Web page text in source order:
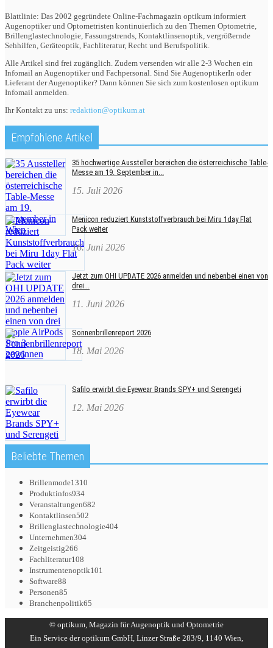
Blattlinie: Das 2002 gegründete Online-Fachmagazin optikum informiert
Augenoptiker und Optometristen kontinuierlich zu den Themen Optometrie,
Brillenglastechnologie, Fassungstrends, Kontaktlinsenoptik, vergrößernde
Sehhilfen, Geräteoptik, Fachliteratur, Recht und Berufspolitik.
Alle Artikel sind frei zugänglich. Zudem versenden wir alle 2-3 Wochen ein
Infomail an Augenoptiker und Fachpersonal. Sind Sie AugenoptikerIn oder
Lieferant der Augenoptiker? Dann können Sie sich zum kostenlosen optikum
Infomail anmelden.
Ihr Kontakt zu uns: redaktion@optikum.at
Empfohlene Artikel
35 hochwertige Aussteller bereichen die österreichische Table-
Messe am 19. September in...
15. Juli 2026
Menicon reduziert Kunststoffverbrauch bei Miru 1day Flat
Pack weiter
16. Juni 2026
Jetzt zum OHI UPDATE 2026 anmelden und nebenbei einen von
drei...
11. Juni 2026
Sonnenbrillenreport 2026
18. Mai 2026
Safilo erwirbt die Eyewear Brands SPY+ und Serengeti
12. Mai 2026
Beliebte Themen
Brillenmode1310
Produktinfos934
Veranstaltungen682
Kontaktlinsen502
Brillenglastechnologie404
Unternehmen304
Zeitgeistig266
Fachliteratur108
Instrumentenoptik101
Software88
Personen85
Branchenpolitik65
© optikum, Magazin für Augenoptik und Optometrie
Ein Service der optikum GmbH, Linzer Straße 283/9, 1140 Wien,